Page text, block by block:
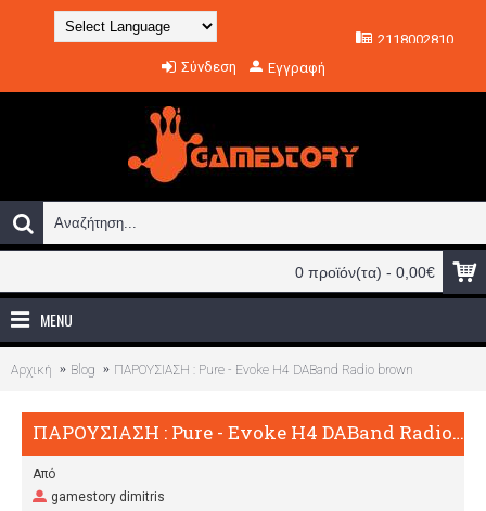
Translate
2118002810
Σύνδεση
Εγγραφή
0 προϊόν(τα) - 0,00€
MENU
Αρχική Blog ΠΑΡΟΥΣΙΑΣΗ : Pure - Evoke H4 DABand Radio brown
ΠΑΡΟΥΣΙΑΣΗ : Pure - Evoke H4 DABand Radio brown
Από
gamestory dimitris